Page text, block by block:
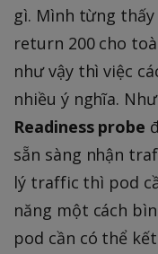
gì. Mình từng
return 200 cho
như vậy thì việc
nhiều ý nghĩa.
Readiness probe
sẵn sàng nhận
lý traffic thì pod
năng một cách
pod cần có thể